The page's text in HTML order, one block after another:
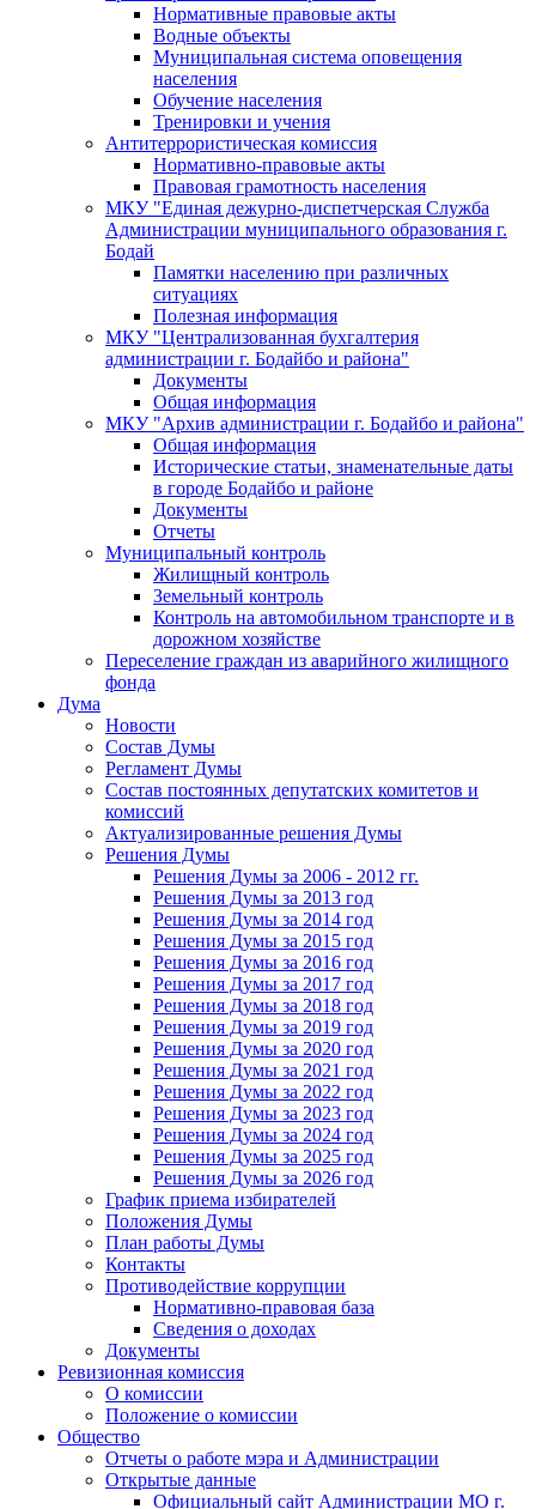
Нормативные правовые акты
Водные объекты
Муниципальная система оповещения
населения
Обучение населения
Тренировки и учения
Антитеррористическая комиссия
Нормативно-правовые акты
Правовая грамотность населения
МКУ "Единая дежурно-диспетчерская Служба
Администрации муниципального образования г.
Бодай
Памятки населению при различных
ситуациях
Полезная информация
МКУ "Централизованная бухгалтерия
администрации г. Бодайбо и района"
Документы
Общая информация
МКУ "Архив администрации г. Бодайбо и района"
Общая информация
Исторические статьи, знаменательные даты
в городе Бодайбо и районе
Документы
Отчеты
Муниципальный контроль
Жилищный контроль
Земельный контроль
Контроль на автомобильном транспорте и в
дорожном хозяйстве
Переселение граждан из аварийного жилищного
фонда
Дума
Новости
Состав Думы
Регламент Думы
Состав постоянных депутатских комитетов и
комиссий
Актуализированные решения Думы
Решения Думы
Решения Думы за 2006 - 2012 гг.
Решения Думы за 2013 год
Решения Думы за 2014 год
Решения Думы за 2015 год
Решения Думы за 2016 год
Решения Думы за 2017 год
Решения Думы за 2018 год
Решения Думы за 2019 год
Решения Думы за 2020 год
Решения Думы за 2021 год
Решения Думы за 2022 год
Решения Думы за 2023 год
Решения Думы за 2024 год
Решения Думы за 2025 год
Решения Думы за 2026 год
График приема избирателей
Положения Думы
План работы Думы
Контакты
Противодействие коррупции
Нормативно-правовая база
Сведения о доходах
Документы
Ревизионная комиссия
О комиссии
Положение о комиссии
Общество
Отчеты о работе мэра и Администрации
Открытые данные
Официальный сайт Администрации МО г.